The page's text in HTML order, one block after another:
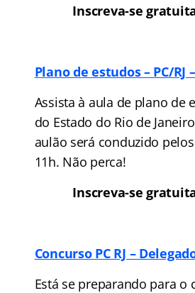
Inscreva-se
Plano de estudos – PC/
Assista à aula de plano de
do Estado do Rio de
aulão será conduzido
11h. Não perca!
Inscreva-se
Concurso PC RJ –
Está se preparando para o